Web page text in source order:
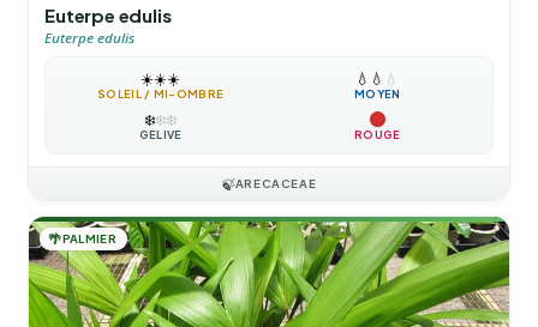
Euterpe edulis
Euterpe edulis
☀️☀️☀️
SOLEIL / MI-OMBRE
💧 💧 💧
MOYEN
❄️❄️❄️
GÉLIVE ROUGE
🍃ARECACEAE
🌴PALMIER